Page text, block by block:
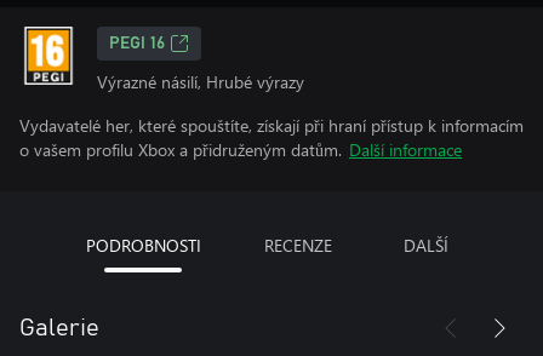
PEGI 16
Výrazné násilí, Hrubé výrazy
Vydavatelé her, které spouštíte, získají při hraní přístup k informacím
o vašem profilu Xbox a přidruženým datům. Další informace
PODROBNOSTI RECENZE DALŠÍ
Galerie